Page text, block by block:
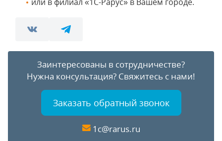
Заинтересованы в сотрудничестве?
Нужна консультация? Свяжитесь с нами!
Заказать обратный звонок
1c@rarus.ru